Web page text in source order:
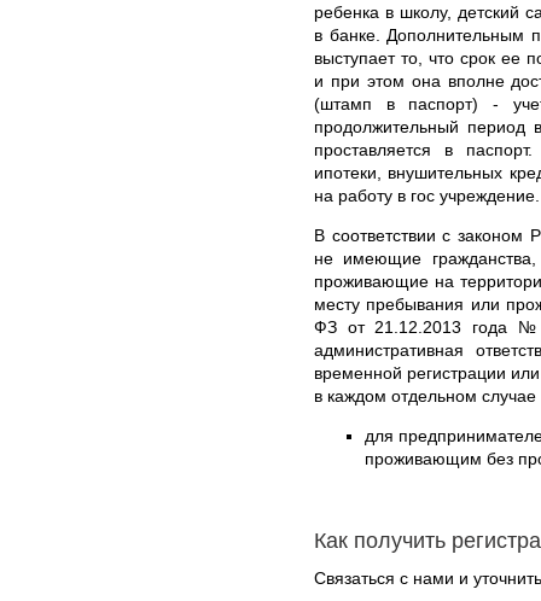
ребенка в школу, детский
в банке. Дополнительным
выступает то, что срок ее
и при этом она вполне
(штамп в паспорт) -
продолжительный
проставляется в
ипотеки, внушительных
на работу в гос учреждение.
В соответствии с
не имеющие
проживающие на
месту пребывания или
ФЗ от 21.12.2013 года №
административная
временной регистрации
в каждом отдельном случае
для
проживающим без
Как получить
Связаться с нами и